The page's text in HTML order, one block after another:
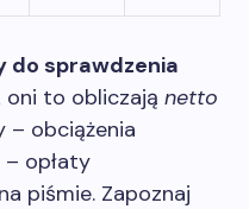
do sprawdzenia
oni to obliczają netto
obciążenia
opłaty
piśmie. Zapoznaj